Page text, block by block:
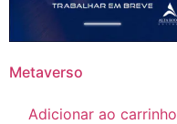
Metaverso
Adicionar ao carrinho